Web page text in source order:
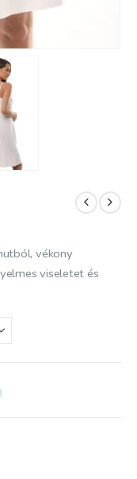
vékony
viseletet és